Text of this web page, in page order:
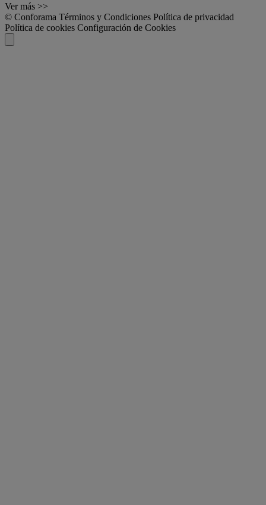
Ver más >>
© Conforama Términos y Condiciones Política de privacidad
Política de cookies Configuración de Cookies